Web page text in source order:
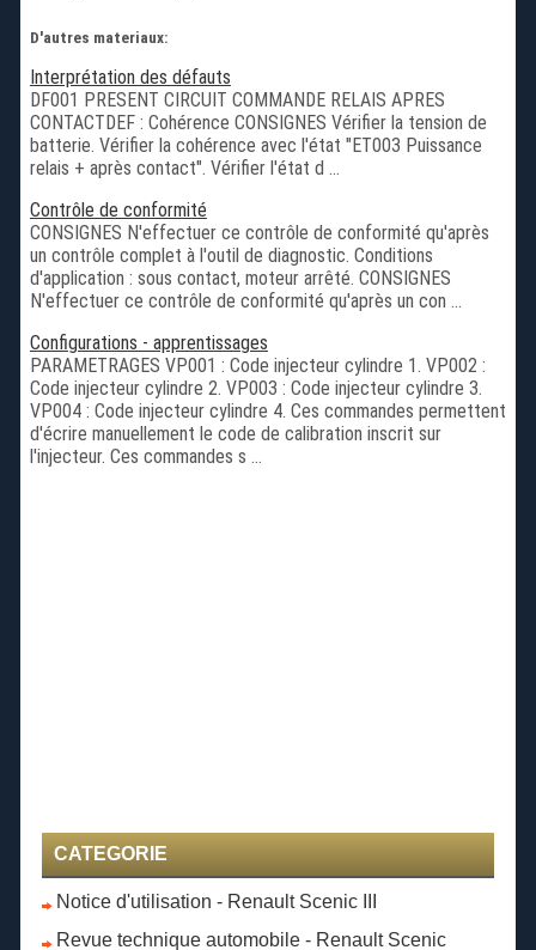
D'autres materiaux:
Interprétation des défauts
DF001 PRESENT CIRCUIT COMMANDE RELAIS APRES
CONTACTDEF : Cohérence CONSIGNES Vérifier la tension de
batterie. Vérifier la cohérence avec l'état "ET003 Puissance
relais + après contact". Vérifier l'état d ...
Contrôle de conformité
CONSIGNES N'effectuer ce contrôle de conformité qu'après
un contrôle complet à l'outil de diagnostic. Conditions
d'application : sous contact, moteur arrêté. CONSIGNES
N'effectuer ce contrôle de conformité qu'après un con ...
Configurations - apprentissages
PARAMETRAGES VP001 : Code injecteur cylindre 1. VP002 :
Code injecteur cylindre 2. VP003 : Code injecteur cylindre 3.
VP004 : Code injecteur cylindre 4. Ces commandes permettent
d'écrire manuellement le code de calibration inscrit sur
l'injecteur. Ces commandes s ...
CATEGORIE
Notice d'utilisation - Renault Scenic III
Revue technique automobile - Renault Scenic